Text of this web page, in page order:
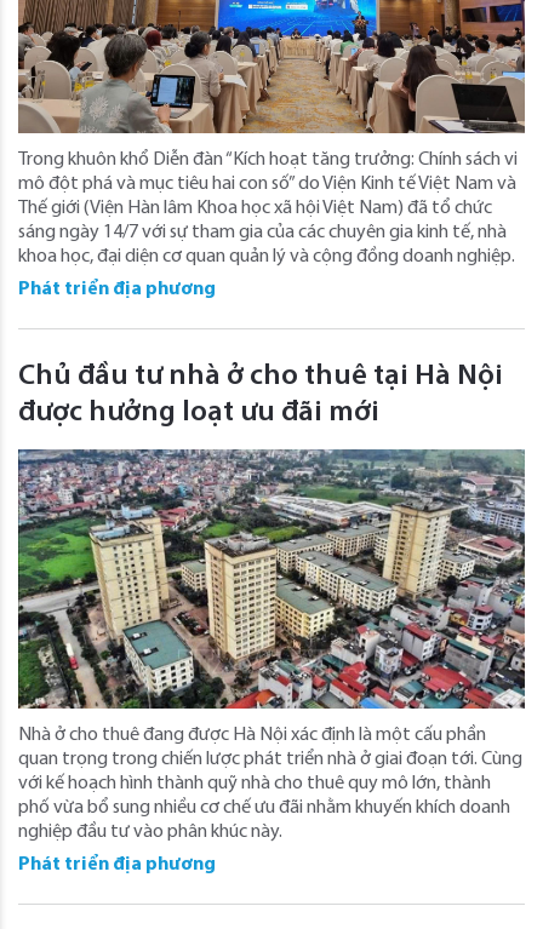
Trong khuôn khổ Diễn đàn “Kích hoạt tăng trưởng: Chính sách vi
mô đột phá và mục tiêu hai con số” do Viện Kinh tế Việt Nam và
Thế giới (Viện Hàn lâm Khoa học xã hội Việt Nam) đã tổ chức
sáng ngày 14/7 với sự tham gia của các chuyên gia kinh tế, nhà
khoa học, đại diện cơ quan quản lý và cộng đồng doanh nghiệp.
Phát triển địa phương
Chủ đầu tư nhà ở cho thuê tại Hà Nội
được hưởng loạt ưu đãi mới
Nhà ở cho thuê đang được Hà Nội xác định là một cấu phần
quan trọng trong chiến lược phát triển nhà ở giai đoạn tới. Cùng
với kế hoạch hình thành quỹ nhà cho thuê quy mô lớn, thành
phố vừa bổ sung nhiều cơ chế ưu đãi nhằm khuyến khích doanh
nghiệp đầu tư vào phân khúc này.
Phát triển địa phương